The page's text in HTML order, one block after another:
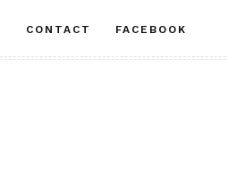
CONTACT FACEBOOK